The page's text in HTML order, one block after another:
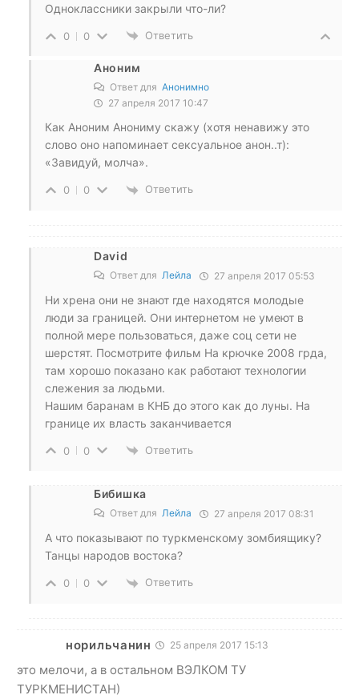
Одноклассники закрыли что-ли?
0 0 Ответить
Аноним
Ответ для Анонимно
27 апреля 2017 10:47
Как Аноним Анониму скажу (хотя ненавижу это
слово оно напоминает сексуальное анон..т):
«Завидуй, молча».
0 0 Ответить
David
Ответ для Лейла 27 апреля 2017 05:53
Ни хрена они не знают где находятся молодые
люди за границей. Они интернетом не умеют в
полной мере пользоваться, даже соц сети не
шерстят. Посмотрите фильм На крючке 2008 грда,
там хорошо показано как работают технологии
слежения за людьми.
Нашим баранам в КНБ до этого как до луны. На
границе их власть заканчивается
0 0 Ответить
Бибишка
Ответ для Лейла 27 апреля 2017 08:31
А что показывают по туркменскому зомбиящику?
Танцы народов востока?
0 0 Ответить
норильчанин 25 апреля 2017 15:13
это мелочи, а в остальном ВЭЛКОМ ТУ
ТУРКМЕНИСТАН)